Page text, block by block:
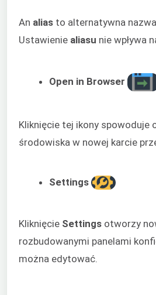
An alias to alternatywna
Ustawienie aliasu nie wpływa
Open in Browser
Kliknięcie tej ikony spowoduje
środowiska w nowej karcie
Settings
Kliknięcie Settings otworzy
rozbudowanymi panelami
można edytować.